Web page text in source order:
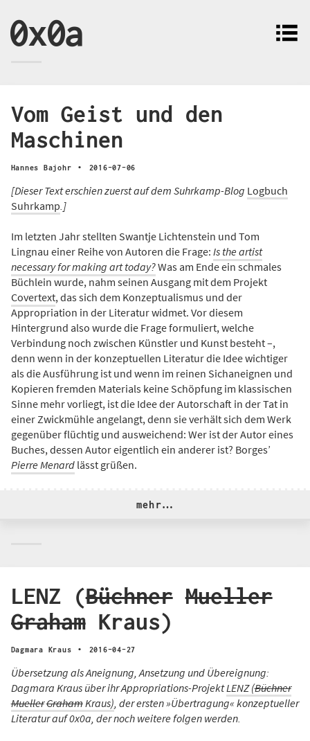
0x0a
Vom Geist und den
Maschinen
Hannes Bajohr · 2016-07-06
[Dieser Text erschien zuerst auf dem Suhrkamp-Blog Logbuch
Suhrkamp.]
Im letzten Jahr stellten Swantje Lichtenstein und Tom
Lingnau einer Reihe von Autoren die Frage: Is the artist
necessary for making art today?Was am Ende ein schmales
Büchlein wurde, nahm seinen Ausgang mit dem Projekt
Covertext, das sich dem Konzeptualismus und der
Appropriation in der Literatur widmet. Vor diesem
Hintergrund also wurde die Frage formuliert, welche
Verbindung noch zwischen Künstler und Kunst besteht –,
denn wenn in der konzeptuellen Literatur die Idee wichtiger
als die Ausführung ist und wenn im reinen Sichaneignen und
Kopieren fremden Materials keine Schöpfung im klassischen
Sinne mehr vorliegt, ist die Idee der Autorschaft in der Tat in
einer Zwickmühle angelangt, denn sie verhält sich dem Werk
gegenüber flüchtig und ausweichend: Wer ist der Autor eines
Buches, dessen Autor eigentlich ein anderer ist? Borges’
Pierre Menardlässt grüßen.
mehr…
LENZ (Büchner Mueller
GrahamKraus)
Dagmara Kraus · 2016-04-27
Übersetzung als Aneignung, Ansetzung und Übereignung:
Dagmara Kraus über ihr Appropriations-ProjektLENZ(Büchner
MuellerGrahamKraus), der ersten »Übertragung« konzeptueller
Literatur auf 0x0a, der noch weitere folgen werden.